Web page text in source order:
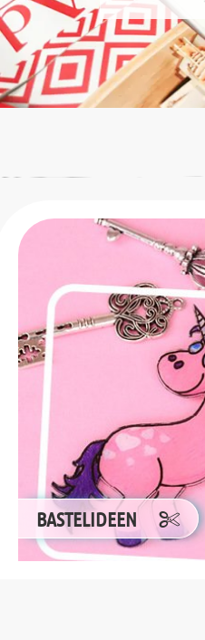
BASTELIDEEN